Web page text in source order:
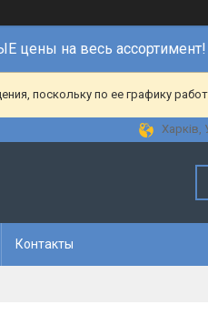
цены на весь ассортимент!
поскольку по ее графику
Харків,
Контакты